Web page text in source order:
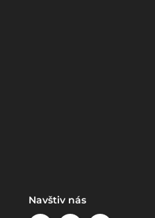
Navštiv nás